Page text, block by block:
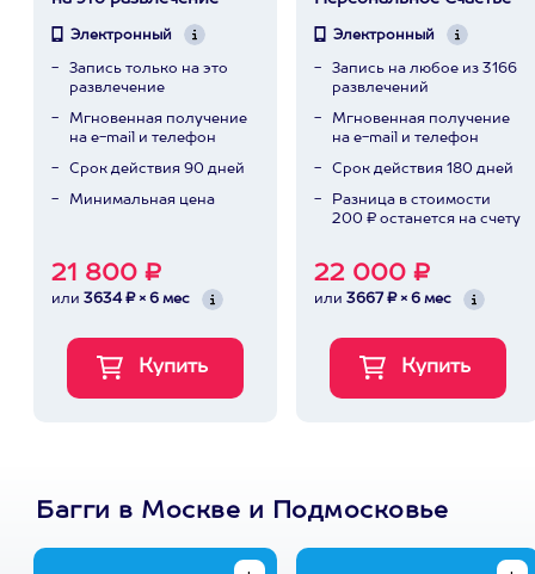
Электронный
Запись только на это
развлечение
Мгновенная получение
на e-mail и телефон
Срок действия 90 дней
Минимальная цена
21 800 ₽
или 3634 ₽ × 6 мес
Электронный
Запись на любое из 3166
развлечений
Мгновенная получение
на e-mail и телефон
Срок действия 180 дней
Разница в стоимости
200 ₽ останется на счету
22 000 ₽
или 3667 ₽ × 6 мес
Багги в Москве и Подмосковье